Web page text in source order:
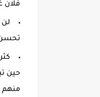
فلان
لن
تحسن